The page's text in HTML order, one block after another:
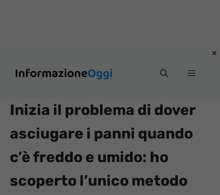
Menu
Inizia il problema di dover
asciugare i panni quando
c’è freddo e umido: ho
scoperto l’unico metodo